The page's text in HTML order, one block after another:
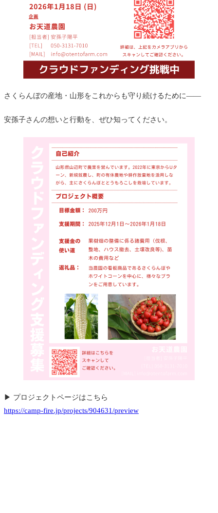
さくらんぼの産地・山形をこれからも守り続けるために――
安孫子さんの想いと行動を、ぜひ知ってください。
▶︎ プロジェクトページはこちら
https://camp-fire.jp/projects/904631/preview